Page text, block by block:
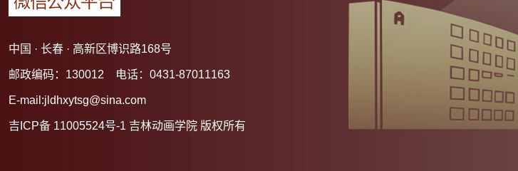
中国 · 长春 · 高新区博识路168号
邮政编码：130012 电话：0431-87011163
E-mail:jldhxytsg@sina.com
吉ICP备 11005524号-1 吉林动画学院 版权所有